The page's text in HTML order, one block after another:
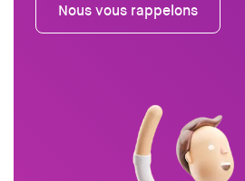
Nous vous rappelons